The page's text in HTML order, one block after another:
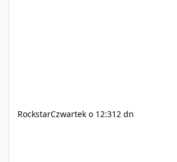
RockstarCzwartek o 12:31 2 dn